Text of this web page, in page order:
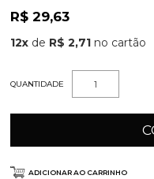
R$ 29,63
12x de R$ 2,71
QUANTIDADE
ADICIONAR AO CARRINHO